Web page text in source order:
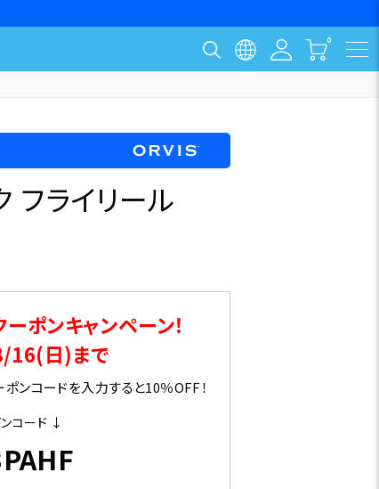
フライリール
ポンキャンペーン！
16(日)まで
ンコードを入力すると10％OFF！
コード ↓